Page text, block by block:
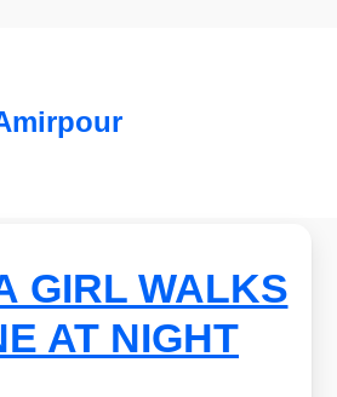
GIRL WALKS
AT NIGHT